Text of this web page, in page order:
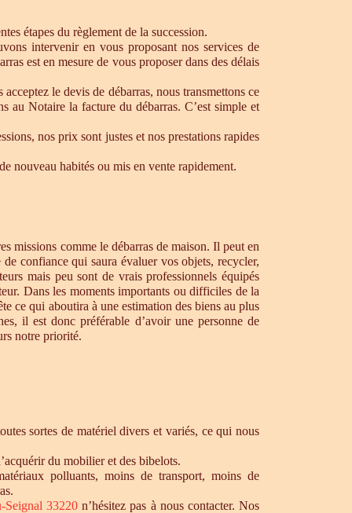
étapes du règlement de la succession.
intervenir en vous proposant nos services de
est en mesure de vous proposer dans des délais
le devis de débarras, nous transmettons ce
au Notaire la facture du débarras. C’est simple et
nos prix sont justes et nos prestations rapides
nouveau habités ou mis en vente rapidement.
missions comme le débarras de maison. Il peut en
confiance qui saura évaluer vos objets, recycler,
mais peu sont de vrais professionnels équipés
Dans les moments importants ou difficiles de la
ce qui aboutira à une estimation des biens au plus
il est donc préférable d’avoir une personne de
notre priorité.
sortes de matériel divers et variés, ce qui nous
du mobilier et des bibelots.
polluants, moins de transport, moins de
Seignal 33220n’hésitez pas à nous contacter. Nos